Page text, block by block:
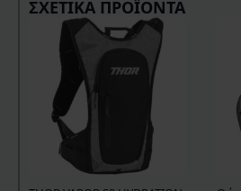
ΣΧΕΤΙΚΆ ΠΡΟΪΌΝΤΑ